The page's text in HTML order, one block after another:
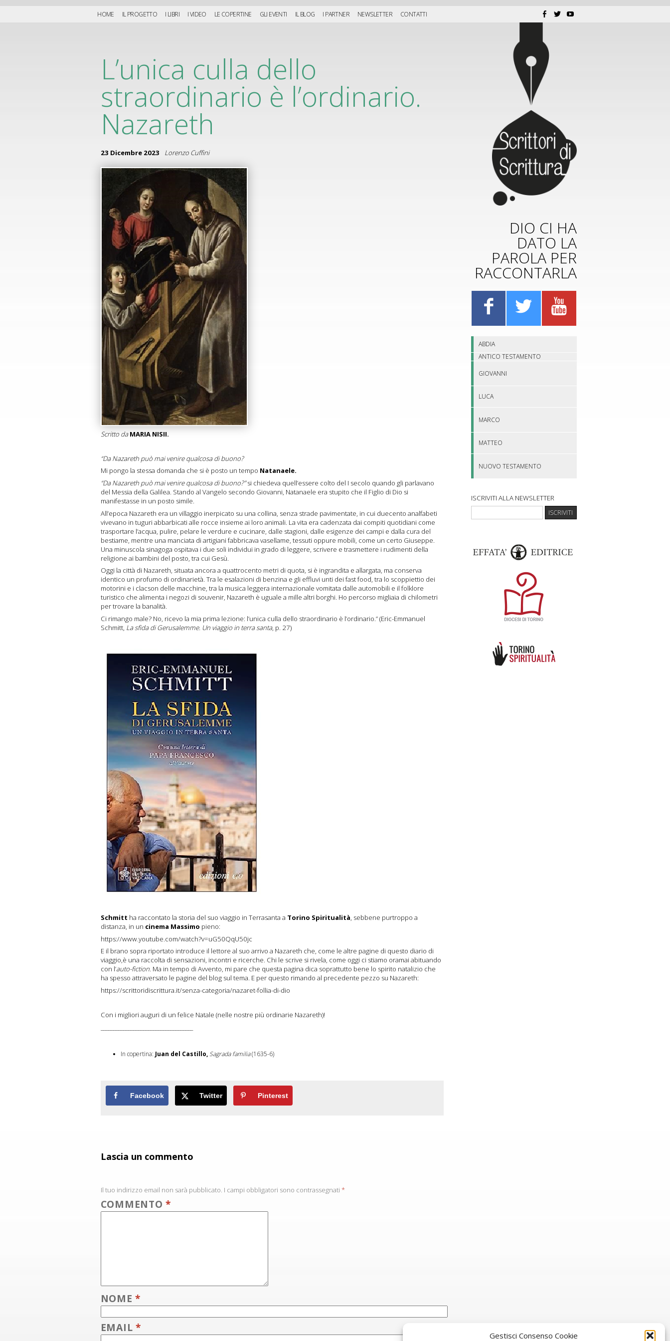
Gestisci Consenso Cookie
HOME IL PROGETTO I LIBRI I VIDEO LE COPERTINE GLI EVENTI IL BLOG I PARTNER NEWSLETTER CONTATTI
L’unica culla dello
straordinario è l’ordinario.
Nazareth
23 Dicembre 2023 Lorenzo Cuffini
Scritto da MARIA NISII.
“Da Nazareth può mai venire qualcosa di buono?
Mi pongo la stessa domanda che si è posto un tempo Natanaele.
“Da Nazareth può mai venire qualcosa di buono?”si chiedeva quell’essere colto del I secolo quando gli parlavano
del Messia della Galilea. Stando al Vangelo secondo Giovanni, Natanaele era stupito che il Figlio di Dio si
manifestasse in un posto simile.
All’epoca Nazareth era un villaggio inerpicato su una collina, senza strade pavimentate, in cui duecento analfabeti
vivevano in tuguri abbarbicati alle rocce insieme ai loro animali. La vita era cadenzata dai compiti quotidiani come
trasportare l’acqua, pulire, pelare le verdure e cucinare, dalle stagioni, dalle esigenze dei campi e dalla cura del
bestiame, mentre una manciata di artigiani fabbricava vasellame, tessuti oppure mobili, come un certo Giuseppe.
Una minuscola sinagoga ospitava i due soli individui in grado di leggere, scrivere e trasmettere i rudimenti della
religione ai bambini del posto, tra cui Gesù.
Oggi la città di Nazareth, situata ancora a quattrocento metri di quota, si è ingrandita e allargata, ma conserva
identico un profumo di ordinarietà. Tra le esalazioni di benzina e gli effluvi unti dei fast food, tra lo scoppiettio dei
motorini e i clacson delle macchine, tra la musica leggera internazionale vomitata dalle automobili e il folklore
turistico che alimenta i negozi di souvenir, Nazareth è uguale a mille altri borghi. Ho percorso migliaia di chilometri
per trovare la banalità.
Ci rimango male? No, ricevo la mia prima lezione: l’unica culla dello straordinario è l’ordinario.” (Eric-Emmanuel
Schmitt, La sfida di Gerusalemme. Un viaggio in terra santa, p. 27)
Schmitt ha raccontato la storia del suo viaggio in Terrasanta a Torino Spiritualità, sebbene purtroppo a
distanza, in un cinema Massimo pieno:
https://www.youtube.com/watch?v=uG50QqU50jc
E il brano sopra riportato introduce il lettore al suo arrivo a Nazareth che, come le altre pagine di questo diario di
viaggio,è una raccolta di sensazioni, incontri e ricerche. Chi le scrive si rivela, come oggi ci stiamo oramai abituando
con l’auto-fiction. Ma in tempo di Avvento, mi pare che questa pagina dica soprattutto bene lo spirito natalizio che
ha spesso attraversato le pagine del blog sul tema. E per questo rimando al precedente pezzo su Nazareth:
https://scrittoridiscrittura.it/senza-categoria/nazaret-follia-di-dio
Con i migliori auguri di un felice Natale (nelle nostre più ordinarie Nazareth)!
In copertina: Juan del Castillo, Sagrada familia(1635-6)
Facebook Twitter Pinterest
Lascia un commento
Il tuo indirizzo email non sarà pubblicato. I campi obbligatori sono contrassegnati *
COMMENTO*
NOME*
EMAIL*
DIO CI HA
DATO LA
PAROLA PER
RACCONTARLA
ABDIA
ANTICO TESTAMENTO
GIOVANNI
LUCA
MARCO
MATTEO
NUOVO TESTAMENTO
ISCRIVITI ALLA NEWSLETTER